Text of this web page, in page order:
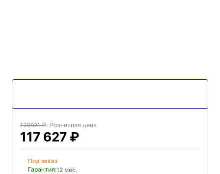
139921 ₽- Розничная цена
117 627 ₽
Под заказ
Гарантия:12 мес.